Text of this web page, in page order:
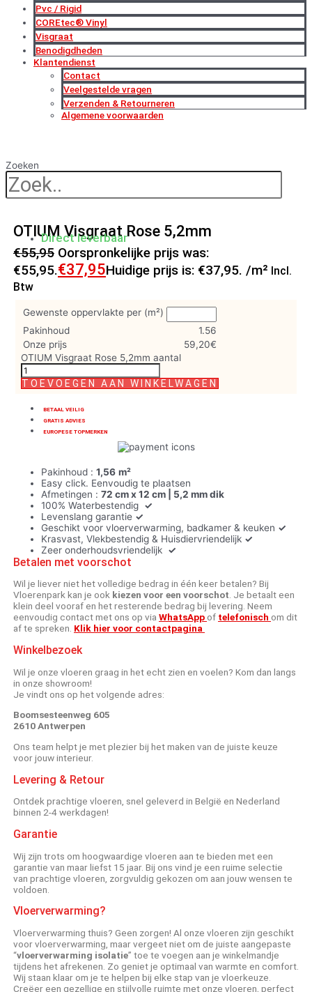
Pvc / Rigid
COREtec® Vinyl
Visgraat
Benodigdheden
Klantendienst
Contact
Veelgestelde vragen
Verzenden & Retourneren
Algemene voorwaarden
Zoeken
OTIUM Visgraat Rose 5,2mm
Direct leverbaar
€55,95 Oorspronkelijke prijs was:
€55,95.€37,95Huidige prijs is: €37,95. /m² Incl.
Btw
Gewenste oppervlakte per (m²)
Pakinhoud
1.56
Onze prijs
€
59,20
OTIUM Visgraat Rose 5,2mm aantal
TOEVOEGEN AAN WINKELWAGEN
BETAAL VEILIG
GRATIS ADVIES
EUROPESE TOPMERKEN
Pakinhoud : 1,56 m²
Easy click. Eenvoudig te plaatsen
Afmetingen : 72 cm x 12 cm | 5,2 mm dik
100% Waterbestendig ✓
Levenslang garantie ✓
Geschikt voor vloerverwarming, badkamer & keuken ✓
Krasvast, Vlekbestendig & Huisdiervriendelijk ✓
Zeer onderhoudsvriendelijk ✓
Betalen met voorschot
Wil je liever niet het volledige bedrag in één keer betalen? Bij
Vloerenpark kan je ook kiezen voor een voorschot. Je betaalt een
klein deel vooraf en het resterende bedrag bij levering. Neem
eenvoudig contact met ons op via WhatsApp of telefonisch om dit
af te spreken. Klik hier voor contactpagina
Winkelbezoek
Wil je onze vloeren graag in het echt zien en voelen? Kom dan langs
in onze showroom!
Je vindt ons op het volgende adres:
Boomsesteenweg 605
2610 Antwerpen
Ons team helpt je met plezier bij het maken van de juiste keuze
voor jouw interieur.
Levering & Retour
Ontdek prachtige vloeren, snel geleverd in België en Nederland
binnen 2-4 werkdagen!
Garantie
Wij zijn trots om hoogwaardige vloeren aan te bieden met een
garantie van maar liefst 15 jaar. Bij ons vind je een ruime selectie
van prachtige vloeren, zorgvuldig gekozen om aan jouw wensen te
voldoen.
Vloerverwarming?
Vloerverwarming thuis? Geen zorgen! Al onze vloeren zijn geschikt
voor vloerverwarming, maar vergeet niet om de juiste aangepaste
“vloerverwarming isolatie” toe te voegen aan je winkelmandje
tijdens het afrekenen. Zo geniet je optimaal van warmte en comfort.
Wij staan klaar om je te helpen bij elke stap van je vloerkeuze.
Creëer een gezellige en stijlvolle ruimte met onze vloeren, perfect